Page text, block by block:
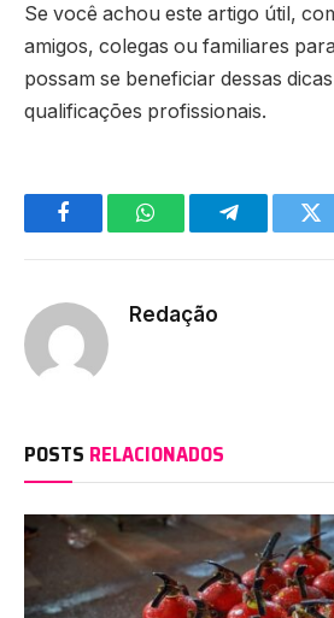
Se você achou este artigo útil,
amigos, colegas ou familiares
possam se beneficiar dessas
qualificações profissionais.
FacebookWhatsAppTelegram
Redação
POSTS RELACIONADOS